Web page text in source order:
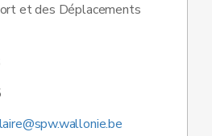
et des Déplacements